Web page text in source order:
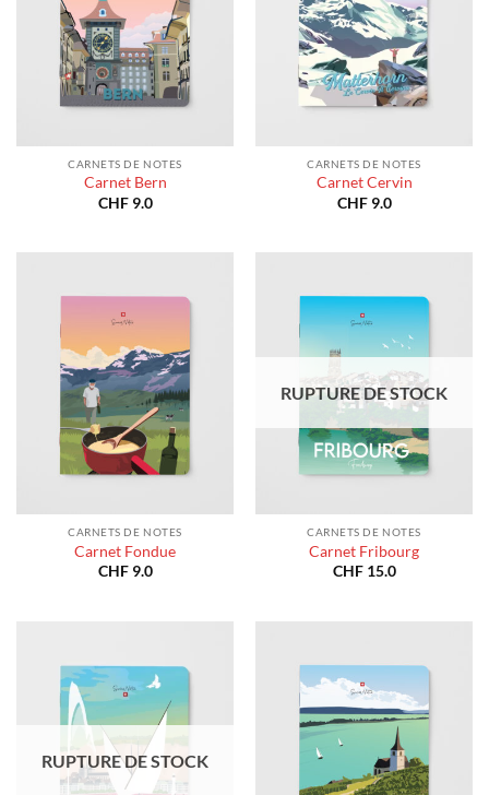
CARNETS DE NOTES
Carnet Bern
CHF9.0
CARNETS DE NOTES
Carnet Cervin
CHF9.0
CARNETS DE NOTES
Carnet Fondue
CHF9.0
RUPTURE DE STOCK
CARNETS DE NOTES
Carnet Fribourg
CHF15.0
RUPTURE DE STOCK